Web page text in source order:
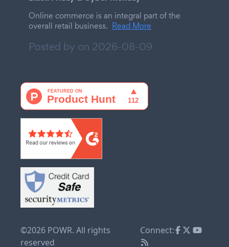
Online commerce is an integral part of the
overall retail business. Read More
Posted by on 2026-08-09
©2026 POWR. All rights
reserved
Connect: